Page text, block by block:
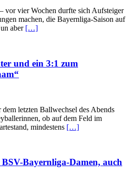
vor vier Wochen durfte sich Aufsteiger
machen, die Bayernliga-Saison auf
aber […]
und ein 3:1 zum
letzten Ballwechsel des Abends
ob auf dem Feld im
mindestens […]
Bayernliga-Damen, auch